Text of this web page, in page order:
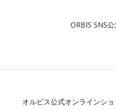
ORBIS SNS
オルビス公式オンラインシ